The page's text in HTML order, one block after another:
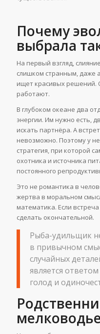
Почему
выбрала
На первый взгляд,
слишком странным, даже
ищет красивых решений.
работают.
В глубоком океане два
энергии. Им нужно есть,
искать партнёра. А
невозможно. Поэтому у
стратегия, при которой
охотника и источника
постоянного
Это не романтика в
жертва в моральном
математика. Если
сделать окончательной.
Рыба-удильщик
в привычном
случайных
является
голод и